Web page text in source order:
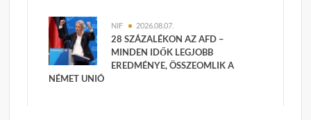
NIF 2026.08.07.
28 SZÁZALÉKON AZ AFD –
MINDEN IDŐK LEGJOBB
EREDMÉNYE, ÖSSZEOMLIK A
NÉMET UNIÓ